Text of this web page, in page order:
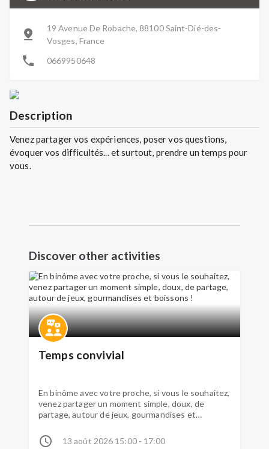
Description
Venez partager vos expériences, poser vos questions,
évoquer vos difficultés... et surtout, prendre un temps pour
vous.
19 Avenue De Robache, 88100 Saint-Dié-des-
Vosges, France
0669950648
Discover other activities
Temps convivial
En binôme avec votre proche, si vous le souhaitez,
venez partager un moment simple, doux, de
partage, autour de jeux, gourmandises et
13 août 2026 15:00 - 17:00